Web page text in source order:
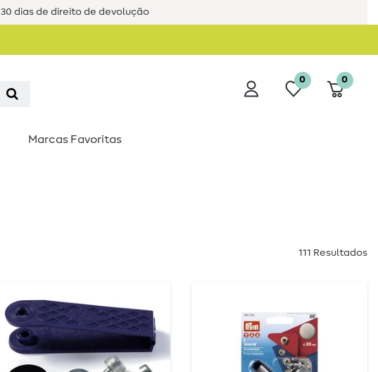
30 dias de direito de devolução
0 0
Marcas Favoritas
111 Resultados